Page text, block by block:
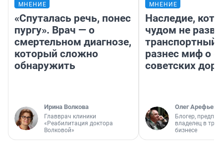
МНЕНИЕ
«Спуталась речь, понес
пургу». Врач — о
смертельном диагнозе,
который сложно
обнаружить
Ирина Волкова
Главврач клиники
«Реабилитация доктора
Волковой»
МНЕНИЕ
Наследие,
чудом не
транспортный
разнес миф о
советских
Олег Арефьев
Блогер,
владелец в
бизнесе